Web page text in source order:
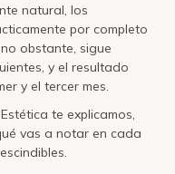
natural, los
por completo
obstante, sigue
y el resultado
y el tercer mes.
te explicamos,
vas a notar en cada